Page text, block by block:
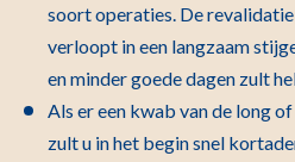
soort operaties. De
verloopt in een langzaam
en minder goede dagen zult
Als er een kwab van de long
zult u in het begin snel